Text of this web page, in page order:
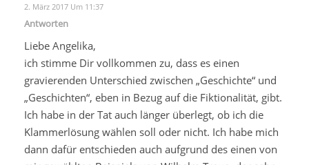
2. März 2017 Um 11:37
Antworten
Liebe Angelika,
ich stimme Dir vollkommen zu, dass es einen
gravierenden Unterschied zwischen „Geschichte“ und
„Geschichten“, eben in Bezug auf die Fiktionalität, gibt.
Ich habe in der Tat auch länger überlegt, ob ich die
Klammerlösung wählen soll oder nicht. Ich habe mich
dann dafür entschieden auch aufgrund des einen von